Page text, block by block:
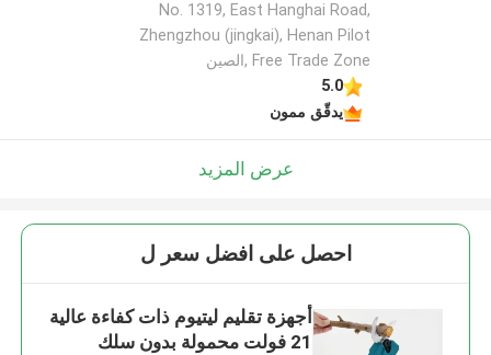
No. 1319, East Hanghai Road,
Zhengzhou (jingkai), Henan Pilot
Free Trade Zone ,الصين
5.0
يدقّق ممون
عرض المزيد
احصل على افضل سعر ل
أجهزة تقليم ليتيوم ذات كفاءة عالية
21 فولت محمولة بدون سلك